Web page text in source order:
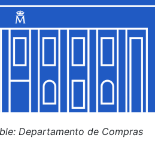
Departamento de Compras